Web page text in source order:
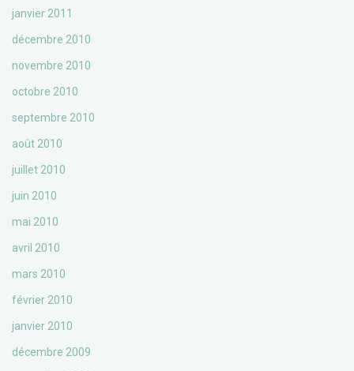
janvier 2011
décembre 2010
novembre 2010
octobre 2010
septembre 2010
août 2010
juillet 2010
juin 2010
mai 2010
avril 2010
mars 2010
février 2010
janvier 2010
décembre 2009